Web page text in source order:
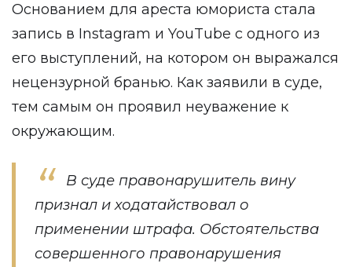
Основанием для ареста юмориста стала
запись в Instagram и YouTube с одного из
его выступлений, на котором он выражался
нецензурной бранью. Как заявили в суде,
тем самым он проявил неуважение к
окружающим.
В суде правонарушитель вину
признал и ходатайствовал о
применении штрафа. Обстоятельства
совершенного правонарушения